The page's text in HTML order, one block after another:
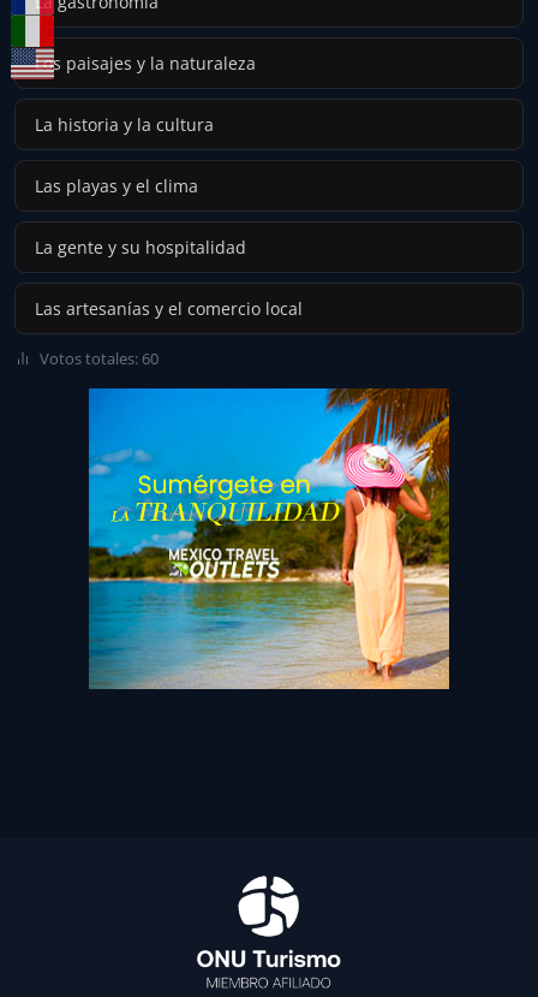
Los paisajes y la naturaleza
La historia y la cultura
Las playas y el clima
La gente y su hospitalidad
Las artesanías y el comercio local
Votos totales: 60